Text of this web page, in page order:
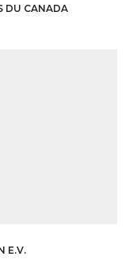
DU CANADA
E.V.